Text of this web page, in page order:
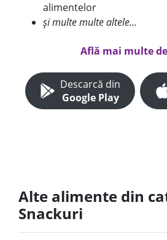
alimentelor
și multe multe altele...
Află mai multe
Descarcă din
Google Play
Alte alimente din
Snackuri